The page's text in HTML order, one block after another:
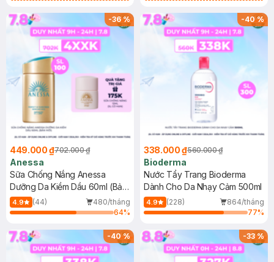
SPF 50+ 20ml (SL Có Hạn)
(SL có hạn)
-36%
449.000 ₫702.000 ₫
Anessa
Sữa Chống Nắng Anessa
Dưỡng Da Kiềm Dầu 60ml (Bản
Mới)
4.9 (44)
480/tháng
64%
-40%
338.000 ₫560.000 ₫
Bioderma
Nước Tẩy Trang Bioderma
Dành Cho Da Nhạy Cảm 500ml
4.9 (228)
864/tháng
77%
-40% -33%